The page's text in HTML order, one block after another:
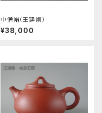
中僧帽（王建剛）
¥38,000